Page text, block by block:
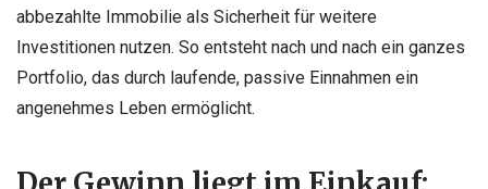
abbezahlte Immobilie als Sicherheit für weitere
Investitionen nutzen. So entsteht nach und nach ein ganzes
Portfolio, das durch laufende, passive Einnahmen ein
angenehmes Leben ermöglicht.